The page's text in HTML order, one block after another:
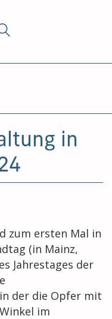
in
zum ersten Mal in
(in Mainz,
Jahrestages der
der die Opfer mit
im